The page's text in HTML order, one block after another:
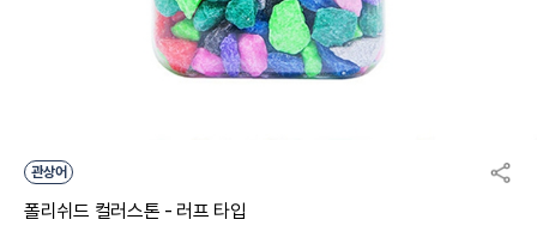
관상어
폴리쉬드 컬러스톤 - 러프 타입